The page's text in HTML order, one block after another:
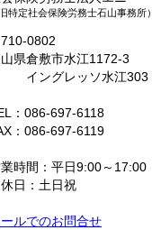
旧特定社会保険労務士石山事務所）
0802
県倉敷市水江1172-3
ングレッソ水江303
：086-697-6118
：086-697-6119
時間：平日9:00～17:00
日：土日祝
ールでのお問合せ